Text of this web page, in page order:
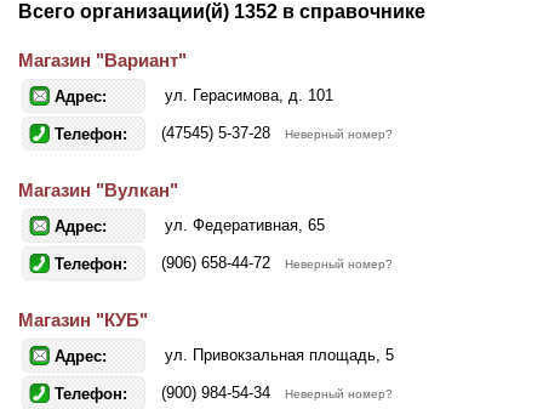
Всего организации(й) 1352 в справочнике
Магазин "Вариант"
Адрес: ул. Герасимова, д. 101
Телефон: (47545) 5-37-28 Неверный номер?
Магазин "Вулкан"
Адрес: ул. Федеративная, 65
Телефон: (906) 658-44-72 Неверный номер?
Магазин "КУБ"
Адрес: ул. Привокзальная площадь, 5
Телефон: (900) 984-54-34 Неверный номер?